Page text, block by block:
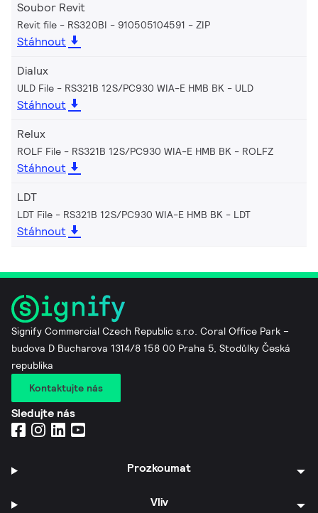
Soubor Revit
Revit file - RS320BI - 910505104591 ZIP
Stáhnout
Dialux
ULD File - RS321B 12S/PC930 WIA-E HMB BK ULD
Stáhnout
Relux
ROLF File - RS321B 12S/PC930 WIA-E HMB BK ROLFZ
Stáhnout
LDT
LDT File - RS321B 12S/PC930 WIA-E HMB BK LDT
Stáhnout
Signify Commercial Czech Republic s.r.o. Coral Office Park –
budova D Bucharova 1314/8 158 00 Praha 5, Stodůlky Česká
republika
Kontaktujte nás
Sledujte nás
Prozkoumat
Vliv